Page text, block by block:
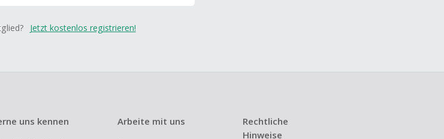
Jetzt kostenlos registrieren!
uns kennen Arbeite mit uns
Rechtliche
Hinweise